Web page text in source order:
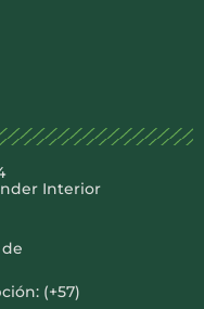
Interior
(+57)